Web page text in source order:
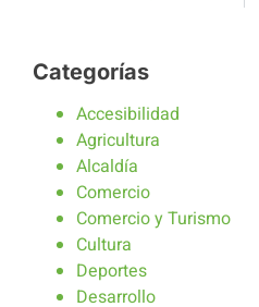
Categorías
Accesibilidad
Agricultura
Alcaldía
Comercio
Comercio y Turismo
Cultura
Deportes
Desarrollo